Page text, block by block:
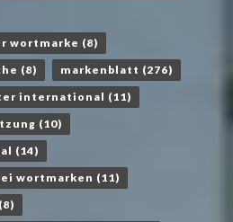
wortmarke (8)
(8) markenblatt (276)
international (11)
(10)
(14)
wortmarken (11)
(8)